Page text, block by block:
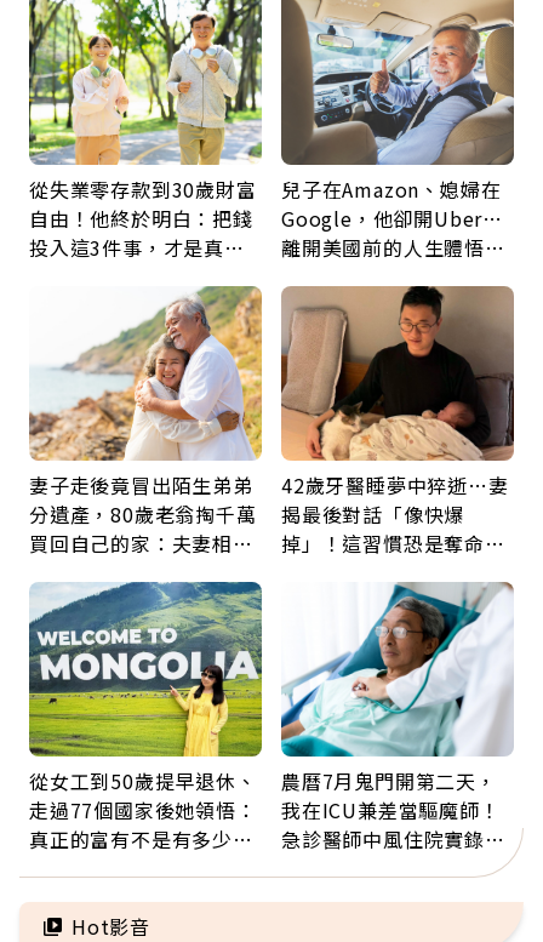
從失業零存款到30歲財富
自由！他終於明白：把錢
投入這3件事，才是真正
兒子在Amazon、媳婦在
Google，他卻開Uber…
離開美國前的人生體悟：
妻子走後竟冒出陌生弟弟
分遺產，80歲老翁掏千萬
買回自己的家：夫妻相守
42歲牙醫睡夢中猝逝…妻
揭最後對話「像快爆
掉」！這習慣恐是奪命原
從女工到50歲提早退休、
走過77個國家後她領悟：
真正的富有不是有多少
自由
農曆7月鬼門開第二天，
我在ICU兼差當驅魔師！
急診醫師中風住院實錄：
Hot影音